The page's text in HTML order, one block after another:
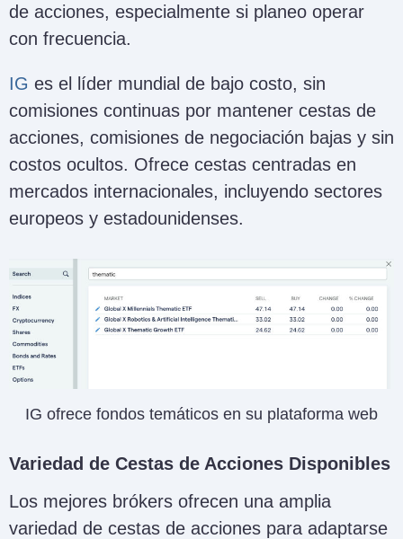
de acciones, especialmente si planeo operar
con frecuencia.
IG es el líder mundial de bajo costo, sin
comisiones continuas por mantener cestas de
acciones, comisiones de negociación bajas y sin
costos ocultos. Ofrece cestas centradas en
mercados internacionales, incluyendo sectores
europeos y estadounidenses.
IG ofrece fondos temáticos en su plataforma web
Variedad de Cestas de Acciones Disponibles
Los mejores brókers ofrecen una amplia
variedad de cestas de acciones para adaptarse